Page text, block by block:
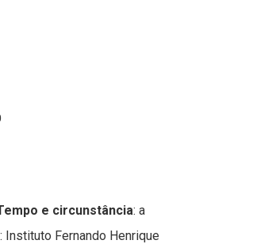
e circunstância: a
Fernando Henrique